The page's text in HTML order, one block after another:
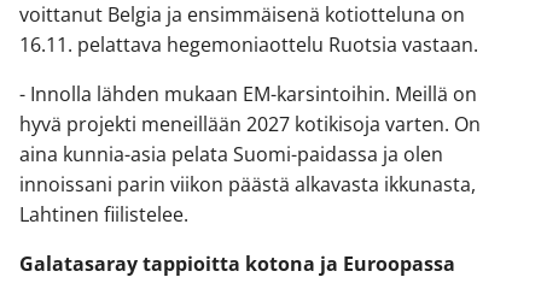
voittanut Belgia ja ensimmäisenä kotiotteluna on
16.11. pelattava hegemoniaottelu Ruotsia vastaan.
- Innolla lähden mukaan EM-karsintoihin. Meillä on
hyvä projekti meneillään 2027 kotikisoja varten. On
aina kunnia-asia pelata Suomi-paidassa ja olen
innoissani parin viikon päästä alkavasta ikkunasta,
Lahtinen fiilistelee.
Galatasaray tappioitta kotona ja Euroopassa